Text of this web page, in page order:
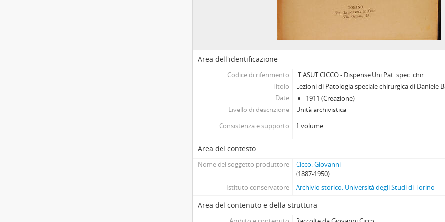
Area dell'identificazione
Codice di riferimento
IT ASUT CICCO - Dispense Uni Pat. spec. chir.
Titolo
Lezioni di Patologia speciale chirurgica di Daniele
Date
1911 (Creazione)
Livello di descrizione
Unità archivistica
Consistenza e supporto
1 volume
Area del contesto
Nome del soggetto produttore
Cicco, Giovanni
(1887-1950)
Istituto conservatore
Archivio storico. Università degli Studi di Torino
Area del contenuto e della struttura